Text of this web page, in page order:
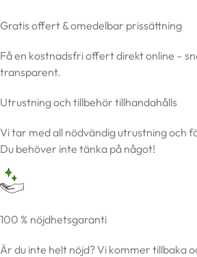
Gratis offert & omedelbar prissättning
Få en kostnadsfri offert direkt online –
transparent.
Utrustning och tillbehör tillhandahålls
Vi tar med all nödvändig utrustning och
Du behöver inte tänka på något!
100 % nöjdhetsgaranti
Är du inte helt nöjd? Vi kommer tillbaka